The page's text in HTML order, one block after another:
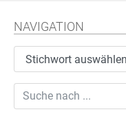
NAVIGATION